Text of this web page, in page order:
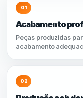
01
Acabamento
Peças produzidas
acabamento
02